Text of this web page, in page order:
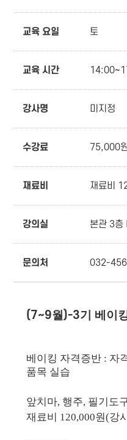
교육 요일 토
교육 시간
강사명 미지정
수강료 75,000
재료비 재료비
강의실 본관 3층
문의처 032-
(7~9월)-3기 베이
베이킹 자격증반 : 자
품목 실습
앞치마, 행주, 필기도
재료비 120,000원(강